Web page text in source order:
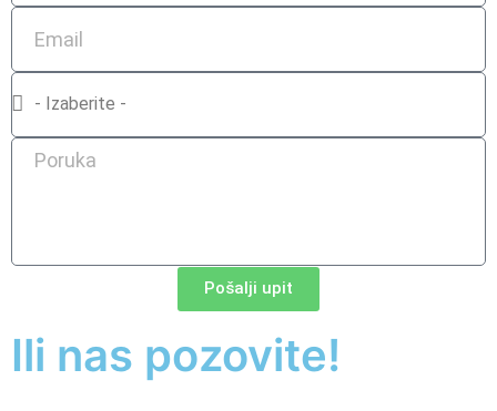
Pošalji upit
Ili nas pozovite!